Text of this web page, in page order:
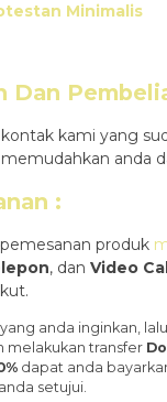
Minimalis
Dan
kami yang
anda
:
produk
, dan Video Call
anda inginkan,
melakukan transfer
dapat anda
setujui.